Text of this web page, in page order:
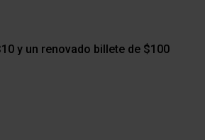
y un renovado billete de $100